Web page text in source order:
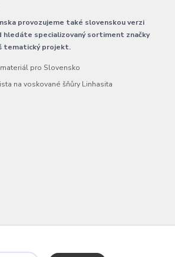
provozujeme také slovenskou verzi
hledáte specializovaný sortiment značky
tematický projekt.
pro Slovensko
na voskované šňůry Linhasita